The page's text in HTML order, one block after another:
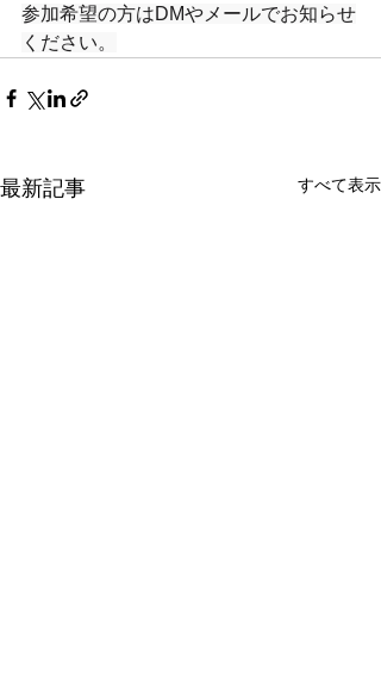
参加希望の方はDMやメールでお知らせ
ください。
最新記事 すべて表示